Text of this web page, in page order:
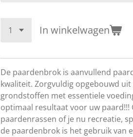
In winkelwagen
De paardenbrok is aanvullend
kwaliteit. Zorgvuldig opgebouwd
grondstoffen met essentiele
optimaal resultaat voor uw paard!!!
paardenrassen of je nu recreatie,
de paardenbrok is het gebruik van